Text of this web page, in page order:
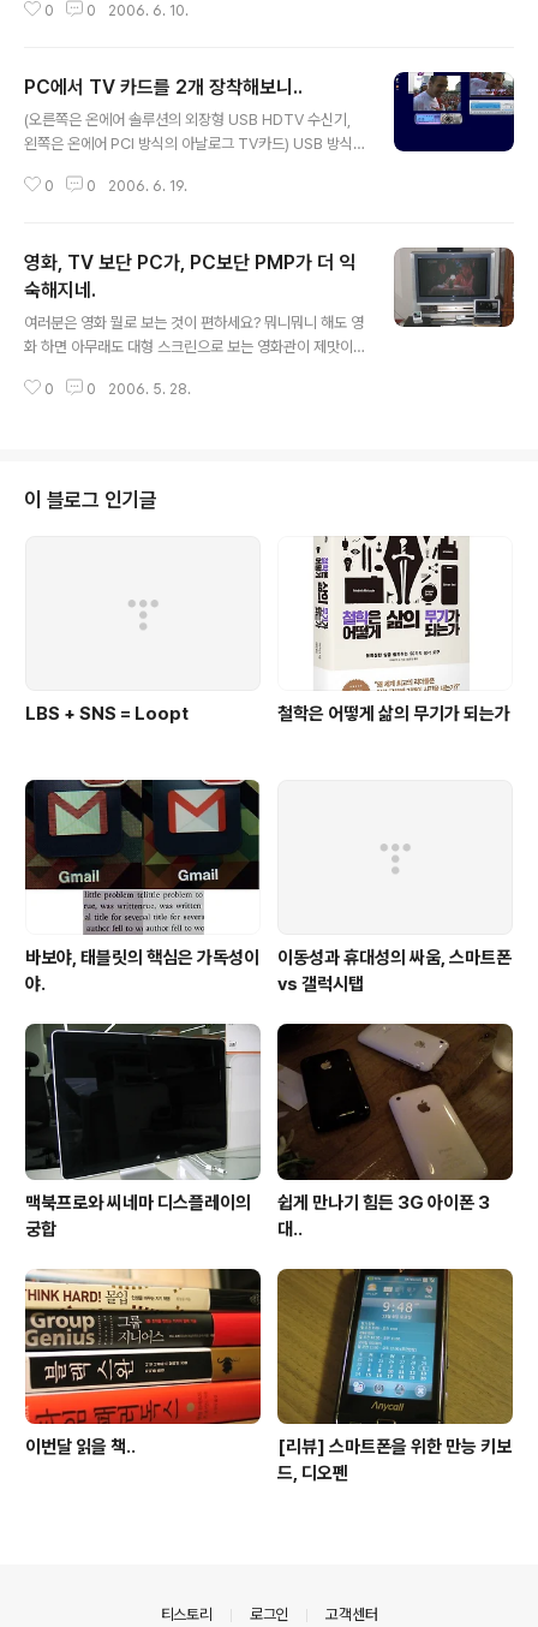
커뮤니케이션즈마저 뛰어든 것이다. 싸이월드와 네이트온
를 기반으로 하여 Commerce로 확장한 것처럼..) 작년
말, 싸이월드에서 EC를 한다고 했을 때에 미니홈피를 기반
으로 한 장터 개념의 서비스일 줄 알았다. 하지만, 현재 오
증을 갖춘 사업자만이 물건을 등록할 수 있다.(도움말을 보
0 0 2006. 6. 10.
PC에서 TV 카드를 2개 장착해보니..
(오른쪽은 온에어 솔루션의 외장형 USB HDTV 수신기,
왼쪽은 온에어 PCI 방식의 아날로그 TV카드) USB 방식
서 2개의 프로그램을 각각 구동해보았다. 2개의 프로그램
의 TV 화면을 볼 수 있었다. 이렇게 2개를 각각 따로따로
실행해서 보니, HDTV 수신 튜너의 선명함을 제대로 느낄
수 있었다. 물론 두 개의 프로그램은 서로 다른 TV 채널을
수신할 수도 있다. ^^ 조금 헷갈리지만 재미있네~~~
0 0 2006. 6. 19.
영화, TV 보단 PC가, PC보단 PMP가 더 익
숙해지네.
여러분은 영화 뭘로 보는 것이 편하세요? 뭐니뭐니 해도 영
화 하면 아무래도 대형 스크린으로 보는 영화관이 제맛이
고 원하는 영화만을 볼 수 있는 것도 아니니 아무래도 TV
켠지는 수년 동안 한 100번? 거의 1주일에 한 두 번 정도
밖에 켜질 않고 있네요. 컴퓨터 앞에 앉아 있는 경우가 대부
분이니 아무래도 TV를 켜는 경우가 적어진 것입니다. 게다
가 영화의 소스도 테이프나 DVD가 아닌 DivX가 대부분이
기에 컴퓨터로 보는 것이 더 편하네요. 영화를 보려면 화면
0 0 2006. 5. 28.
이 블로그 인기글
LBS + SNS = Loopt 철학은 어떻게 삶의 무기가 되는가
바보야, 태블릿의 핵심은 가독성이
야.
이동성과 휴대성의 싸움, 스마트폰
vs 갤럭시탭
맥북프로와 씨네마 디스플레이의
궁합
쉽게 만나기 힘든 3G 아이폰 3
대..
이번달 읽을 책..
[리뷰] 스마트폰을 위한 만능 키보
드, 디오펜
티스토리 로그인 고객센터